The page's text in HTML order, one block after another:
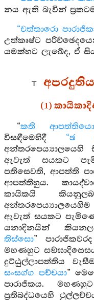
නය ඇති බැවින්
“චත්තාරො
උත්කෘෂ්ට
යමක්හට ලැබේද, ඒ
(1)
“කති ආපත්තියො
විසඳීමෙහිදී “ඡ
ඇවැත් සයකට
පතිසෙවති, ආපත්ති
ආපත්තීහුය.
කායිකයි
ඇවැත් සයකට
යනාදිනයින්
තිස්සො”
මහණහුට
දුට්ඨුල්ලාපත්තිය
සංසග්ග පච්චයා”
පාරාජිකය.
ප්‍රතිබද්ධයෙහි